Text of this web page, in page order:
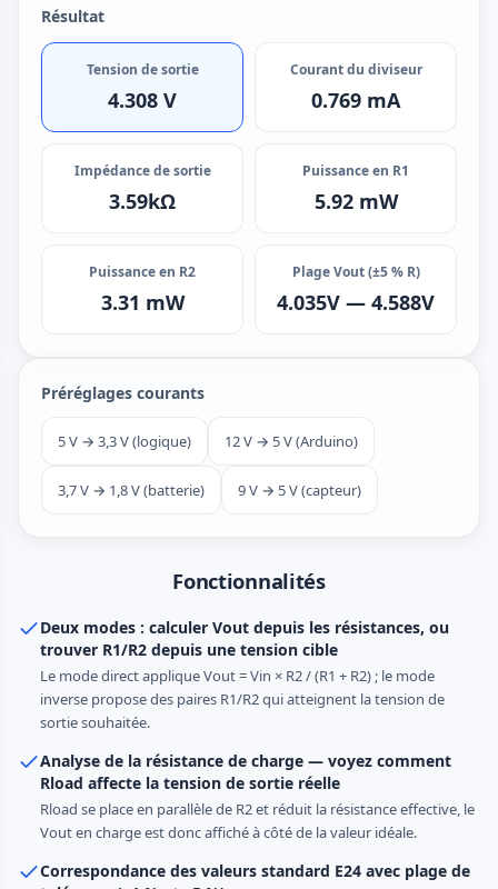
Résultat
Tension de sortie
4.308 V
Courant du diviseur
0.769 mA
Impédance de sortie
3.59kΩ
Puissance en R1
5.92 mW
Puissance en R2
3.31 mW
Plage Vout (±5 % R)
4.035V — 4.588V
Préréglages courants
5 V → 3,3 V (logique) 12 V → 5 V (Arduino)
3,7 V → 1,8 V (batterie) 9 V → 5 V (capteur)
Fonctionnalités
Deux modes : calculer Vout depuis les résistances, ou
trouver R1/R2 depuis une tension cible
Le mode direct applique Vout = Vin × R2 / (R1 + R2) ; le mode
inverse propose des paires R1/R2 qui atteignent la tension de
sortie souhaitée.
Analyse de la résistance de charge — voyez comment
Rload affecte la tension de sortie réelle
Rload se place en parallèle de R2 et réduit la résistance effective, le
Vout en charge est donc affiché à côté de la valeur idéale.
Correspondance des valeurs standard E24 avec plage de